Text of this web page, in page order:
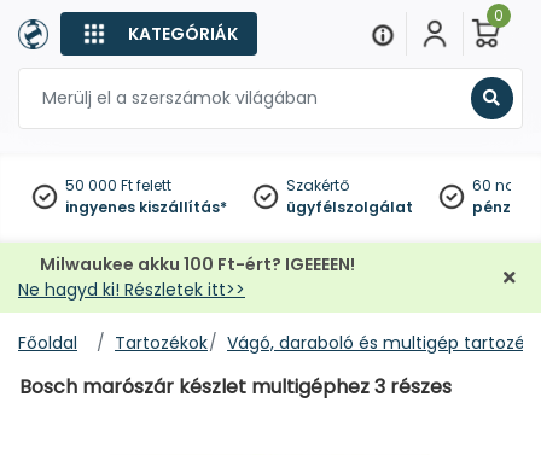
KATEGÓRIÁK
0
50 000 Ft felett
ingyenes kiszállítás*
Szakértő
ügyfélszolgálat
60
Milwaukee akku 100 Ft-ért? IGEEEEN!
Ne hagyd ki! Részletek itt>>
Főoldal Tartozékok Vágó, daraboló és multigép
Bosch marószár készlet multigéphez 3 részes